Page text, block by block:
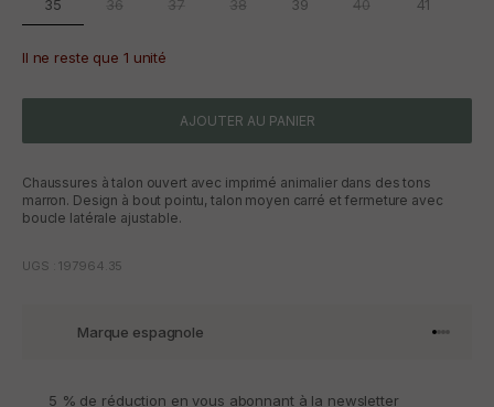
35
36 37 38 39 40 41
Il ne reste que 1 unité
AJOUTER AU PANIER
Chaussures à talon ouvert avec imprimé animalier dans des tons
marron. Design à bout pointu, talon moyen carré et fermeture avec
boucle latérale ajustable.
UGS : 197964.35
Marque espagnole Aller à
Aller à
Aller à
Aller
5 % de réduction en vous abonnant à la newsletter